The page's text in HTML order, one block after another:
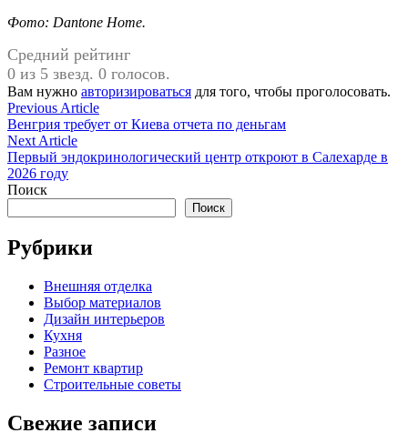
Фото: Dantone Home.
Средний рейтинг
0 из 5 звезд. 0 голосов.
Вам нужно авторизироваться для того, чтобы проголосовать.
Навигация
по
записям
Previous ArticlePrevious
article:
Венгрия требует от Киева отчета по деньгам
Next ArticleNext
article:
Первый эндокринологический центр откроют в Салехарде в
2026 году
Поиск
Поиск
Рубрики
Внешняя отделка
Выбор материалов
Дизайн интерьеров
Кухня
Разное
Ремонт квартир
Строительные советы
Свежие записи